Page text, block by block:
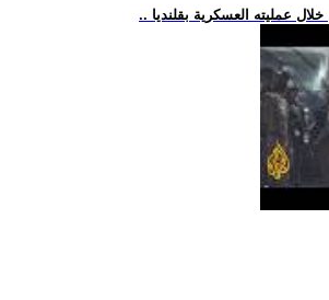
خلال عمليته العسكرية بقلنديا